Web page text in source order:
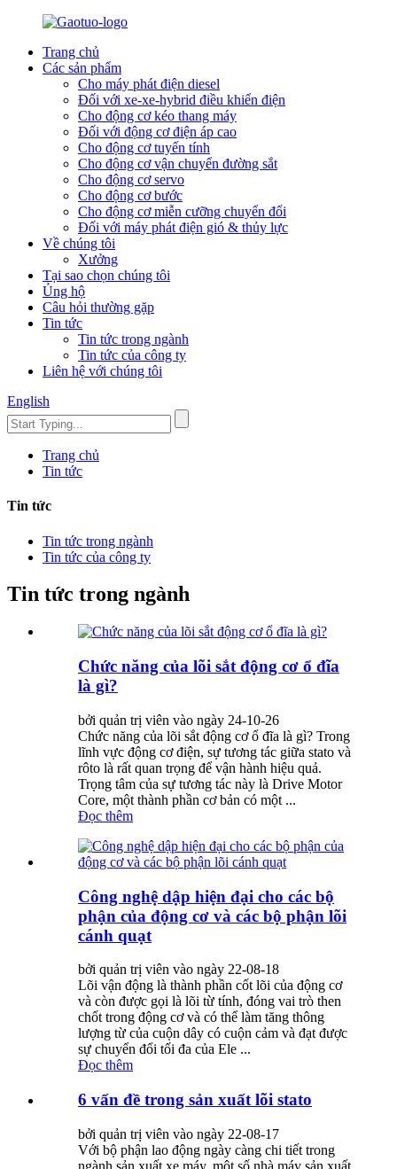
Trang chủ
Các sản phẩm
Cho máy phát điện diesel
Đối với xe-xe-hybrid điều khiển điện
Cho động cơ kéo thang máy
Đối với động cơ điện áp cao
Cho động cơ tuyến tính
Cho động cơ vận chuyển đường sắt
Cho động cơ servo
Cho động cơ bước
Cho động cơ miễn cưỡng chuyển đổi
Đối với máy phát điện gió & thủy lực
Về chúng tôi
Xưởng
Tại sao chọn chúng tôi
Ủng hộ
Câu hỏi thường gặp
Tin tức
Tin tức trong ngành
Tin tức của công ty
Liên hệ với chúng tôi
English
Trang chủ
Tin tức
Tin tức
Tin tức trong ngành
Tin tức của công ty
Tin tức trong ngành
Chức năng của lõi sắt động cơ ổ đĩa
là gì?
bởi quản trị viên vào ngày 24-10-26
Chức năng của lõi sắt động cơ ổ đĩa là gì? Trong
lĩnh vực động cơ điện, sự tương tác giữa stato và
rôto là rất quan trọng để vận hành hiệu quả.
Trọng tâm của sự tương tác này là Drive Motor
Core, một thành phần cơ bản có một ...
Đọc thêm
Công nghệ dập hiện đại cho các bộ
phận của động cơ và các bộ phận lõi
cánh quạt
bởi quản trị viên vào ngày 22-08-18
Lõi vận động là thành phần cốt lõi của động cơ
và còn được gọi là lõi từ tính, đóng vai trò then
chốt trong động cơ và có thể làm tăng thông
lượng từ của cuộn dây có cuộn cảm và đạt được
sự chuyển đổi tối đa của Ele ...
Đọc thêm
6 vấn đề trong sản xuất lõi stato
bởi quản trị viên vào ngày 22-08-17
Với bộ phận lao động ngày càng chi tiết trong
ngành sản xuất xe máy, một số nhà máy sản xuất